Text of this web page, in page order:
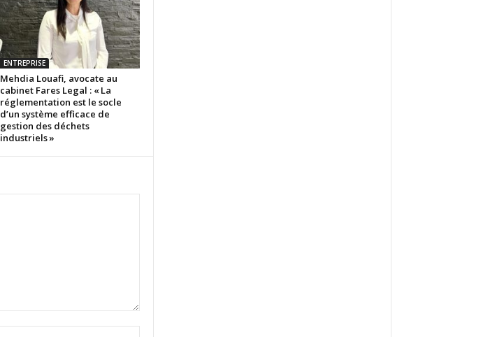
ENTREPRISE
Mehdia Louafi, avocate au
cabinet Fares Legal : « La
réglementation est le socle
d’un système efficace de
gestion des déchets
industriels »